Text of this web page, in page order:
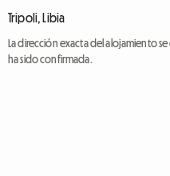
Tripoli, Libia
La dirección exacta del alojamiento
ha sido confirmada.